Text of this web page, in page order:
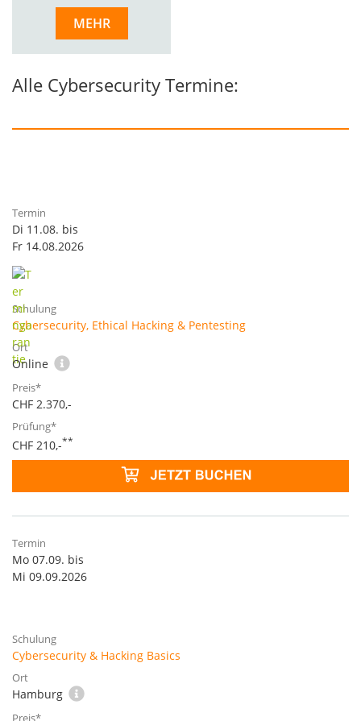
MEHR
Alle Cybersecurity Termine:
Di 11.08. bis
Fr 14.08.2026
Cybersecurity, Ethical Hacking & Pentesting
Online
CHF 2.370,-
CHF 210,-**
Mo 07.09. bis
Mi 09.09.2026
Cybersecurity & Hacking Basics
Hamburg